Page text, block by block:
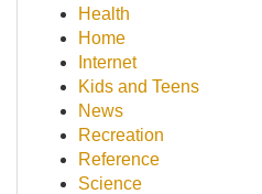
Health
Home
Internet
Kids and Teens
News
Recreation
Reference
Science